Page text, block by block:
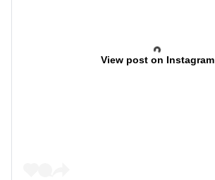
View post on Instagram